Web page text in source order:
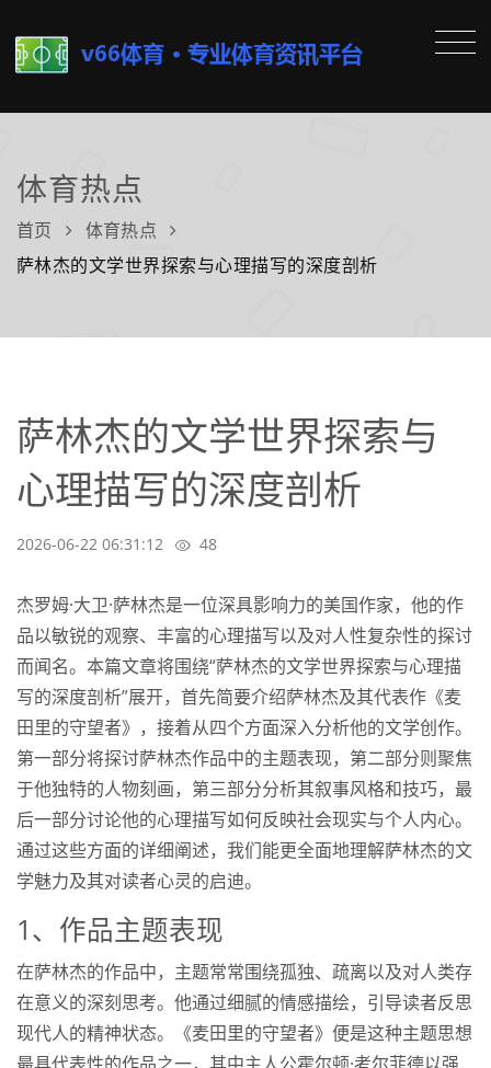
体育热点
首页
体育热点
萨林杰的文学世界探索与心理描写的深度剖析
萨林杰的文学世界探索与
心理描写的深度剖析
2026-06-22 06:31:12 48
杰罗姆·大卫·萨林杰是一位深具影响力的美国作家，他的作
品以敏锐的观察、丰富的心理描写以及对人性复杂性的探讨
而闻名。本篇文章将围绕“萨林杰的文学世界探索与心理描
写的深度剖析”展开，首先简要介绍萨林杰及其代表作《麦
田里的守望者》，接着从四个方面深入分析他的文学创作。
第一部分将探讨萨林杰作品中的主题表现，第二部分则聚焦
于他独特的人物刻画，第三部分分析其叙事风格和技巧，最
后一部分讨论他的心理描写如何反映社会现实与个人内心。
通过这些方面的详细阐述，我们能更全面地理解萨林杰的文
学魅力及其对读者心灵的启迪。
1、作品主题表现
在萨林杰的作品中，主题常常围绕孤独、疏离以及对人类存
在意义的深刻思考。他通过细腻的情感描绘，引导读者反思
现代人的精神状态。《麦田里的守望者》便是这种主题思想